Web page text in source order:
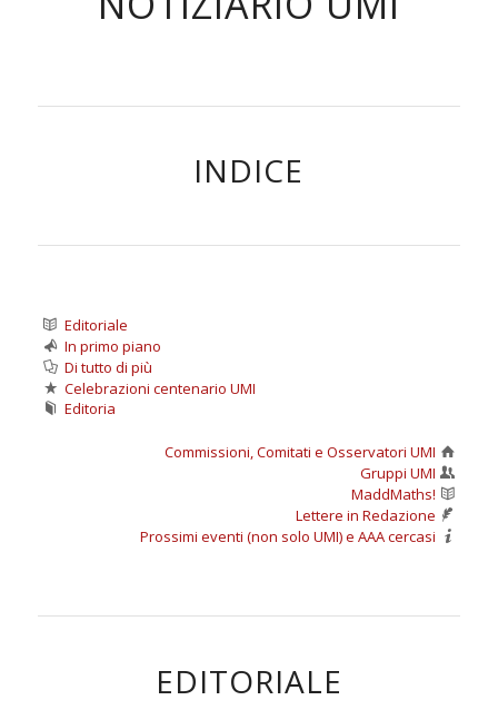
INDICE
Editoriale
In primo piano
Di tutto di più
Celebrazioni centenario UMI
Editoria
Commissioni, Comitati e Osservatori UMI
Gruppi UMI
MaddMaths!
Lettere in Redazione
Prossimi eventi (non solo UMI) e AAA cercasi
EDITORIALE